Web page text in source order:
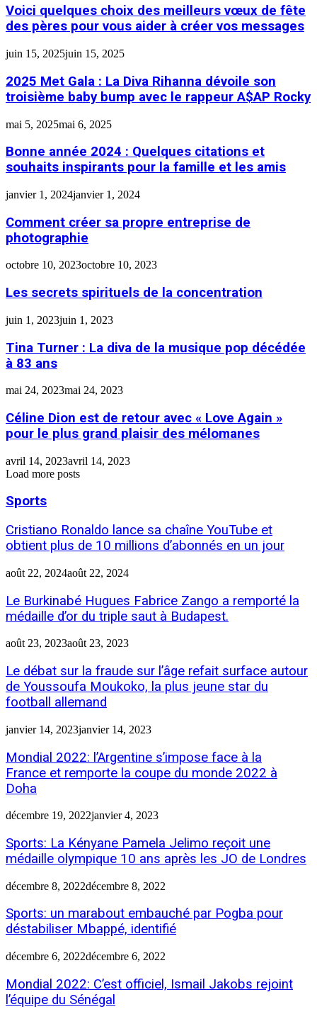
Voici quelques choix des meilleurs vœux de fête
des pères pour vous aider à créer vos messages
juin 15, 2025juin 15, 2025
2025 Met Gala : La Diva Rihanna dévoile son
troisième baby bump avec le rappeur A$AP Rocky
mai 5, 2025mai 6, 2025
Bonne année 2024 : Quelques citations et
souhaits inspirants pour la famille et les amis
janvier 1, 2024janvier 1, 2024
Comment créer sa propre entreprise de
photographie
octobre 10, 2023octobre 10, 2023
Les secrets spirituels de la concentration
juin 1, 2023juin 1, 2023
Tina Turner : La diva de la musique pop décédée
à 83 ans
mai 24, 2023mai 24, 2023
Céline Dion est de retour avec « Love Again »
pour le plus grand plaisir des mélomanes
avril 14, 2023avril 14, 2023
Load more posts
Sports
Cristiano Ronaldo lance sa chaîne YouTube et
obtient plus de 10 millions d’abonnés en un jour
août 22, 2024août 22, 2024
Le Burkinabé Hugues Fabrice Zango a remporté la
médaille d’or du triple saut à Budapest.
août 23, 2023août 23, 2023
Le débat sur la fraude sur l’âge refait surface autour
de Youssoufa Moukoko, la plus jeune star du
football allemand
janvier 14, 2023janvier 14, 2023
Mondial 2022: l’Argentine s’impose face à la
France et remporte la coupe du monde 2022 à
Doha
décembre 19, 2022janvier 4, 2023
Sports: La Kényane Pamela Jelimo reçoit une
médaille olympique 10 ans après les JO de Londres
décembre 8, 2022décembre 8, 2022
Sports: un marabout embauché par Pogba pour
déstabiliser Mbappé, identifié
décembre 6, 2022décembre 6, 2022
Mondial 2022: C’est officiel, Ismail Jakobs rejoint
l’équipe du Sénégal